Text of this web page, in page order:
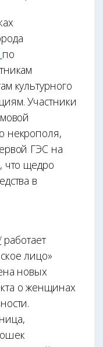
по
культурного
Участники
некрополя,
ГЭС на
что щедро
в
работает
лицо»
новых
о женщинах